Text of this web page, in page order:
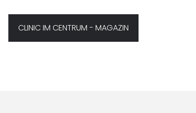
CLINIC IM CENTRUM - MAGAZIN